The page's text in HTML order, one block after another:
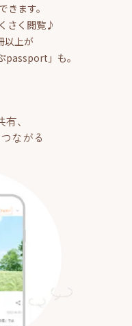
きます。
さく閲覧♪
以上が
passport」も。
、
ながる